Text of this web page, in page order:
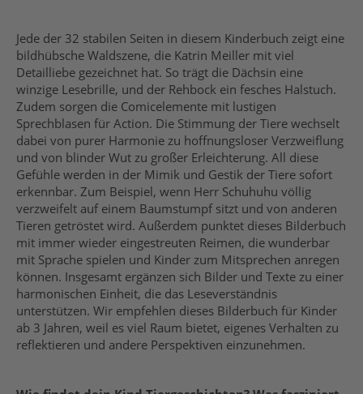
Jede der 32 stabilen Seiten in diesem Kinderbuch zeigt eine
bildhübsche Waldszene, die Katrin Meiller mit viel
Detailliebe gezeichnet hat. So trägt die Dächsin eine
winzige Lesebrille, und der Rehbock ein fesches Halstuch.
Zudem sorgen die Comicelemente mit lustigen
Sprechblasen für Action. Die Stimmung der Tiere wechselt
dabei von purer Harmonie zu hoffnungsloser Verzweiflung
und von blinder Wut zu großer Erleichterung. All diese
Gefühle werden in der Mimik und Gestik der Tiere sofort
erkennbar. Zum Beispiel, wenn Herr Schuhuhu völlig
verzweifelt auf einem Baumstumpf sitzt und von anderen
Tieren getröstet wird. Außerdem punktet dieses Bilderbuch
mit immer wieder eingestreuten Reimen, die wunderbar
mit Sprache spielen und Kinder zum Mitsprechen anregen
können. Insgesamt ergänzen sich Bilder und Texte zu einer
harmonischen Einheit, die das Leseverständnis
unterstützen. Wir empfehlen dieses Bilderbuch für Kinder
ab 3 Jahren, weil es viel Raum bietet, eigenes Verhalten zu
reflektieren und andere Perspektiven einzunehmen.